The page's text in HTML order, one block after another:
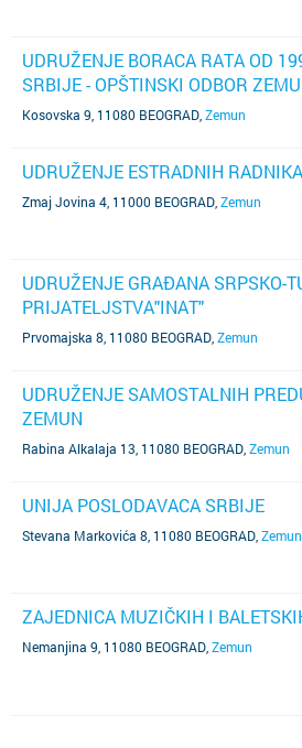
UDRUŽENJE BORACA RATA OD
SRBIJE - OPŠTINSKI ODBOR
Kosovska 9, 11080 BEOGRAD Zemun
UDRUŽENJE ESTRADNIH
Zmaj Jovina 4, 11000 BEOGRAD Zemun
UDRUŽENJE GRAĐANA SRPSKO-
PRIJATELJSTVA"INAT"
Prvomajska 8, 11080 BEOGRAD Zemun
UDRUŽENJE SAMOSTALNIH
ZEMUN
Rabina Alkalaja 13, 11080 BEOGRAD Zemun
UNIJA POSLODAVACA SRBIJE
Stevana Markovića 8, 11080 BEOGRAD Zemun
ZAJEDNICA MUZIČKIH I
Nemanjina 9, 11080 BEOGRAD Zemun